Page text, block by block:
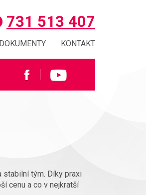
731 513 407
DOKUMENTY KONTAKT
tým. Díky praxi
cenu a co v nejkratší